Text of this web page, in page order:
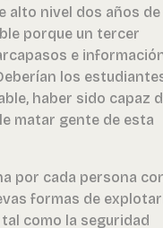
alto nivel dos años de
porque un tercer
e
los
haber sido capaz
matar gente de esta
por cada persona
formas de
como la seguridad